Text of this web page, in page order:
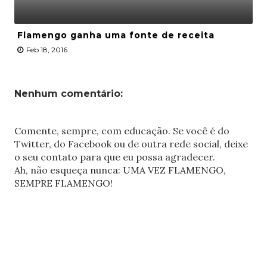
Flamengo ganha uma fonte de receita
Feb 18, 2016
Nenhum comentário:
Comente, sempre, com educação. Se você é do
Twitter, do Facebook ou de outra rede social, deixe
o seu contato para que eu possa agradecer.
Ah, não esqueça nunca: UMA VEZ FLAMENGO,
SEMPRE FLAMENGO!